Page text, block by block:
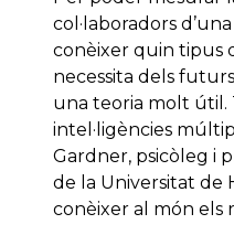
col·laboradors
conèixer quin tipus
necessita dels
una teoria molt útil.
intel·ligències
Gardner, psicòleg i
de la Universitat de
conèixer al món els